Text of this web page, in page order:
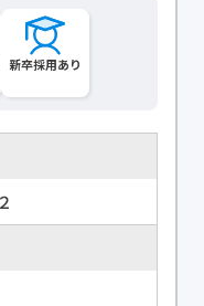
新卒採用あり